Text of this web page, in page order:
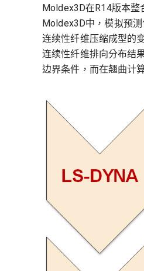
Moldex3D在R14版本整
Moldex3D中，模拟预
连续性纤维压缩成型的
连续性纤维排向分布结
边界条件，而在翘曲计